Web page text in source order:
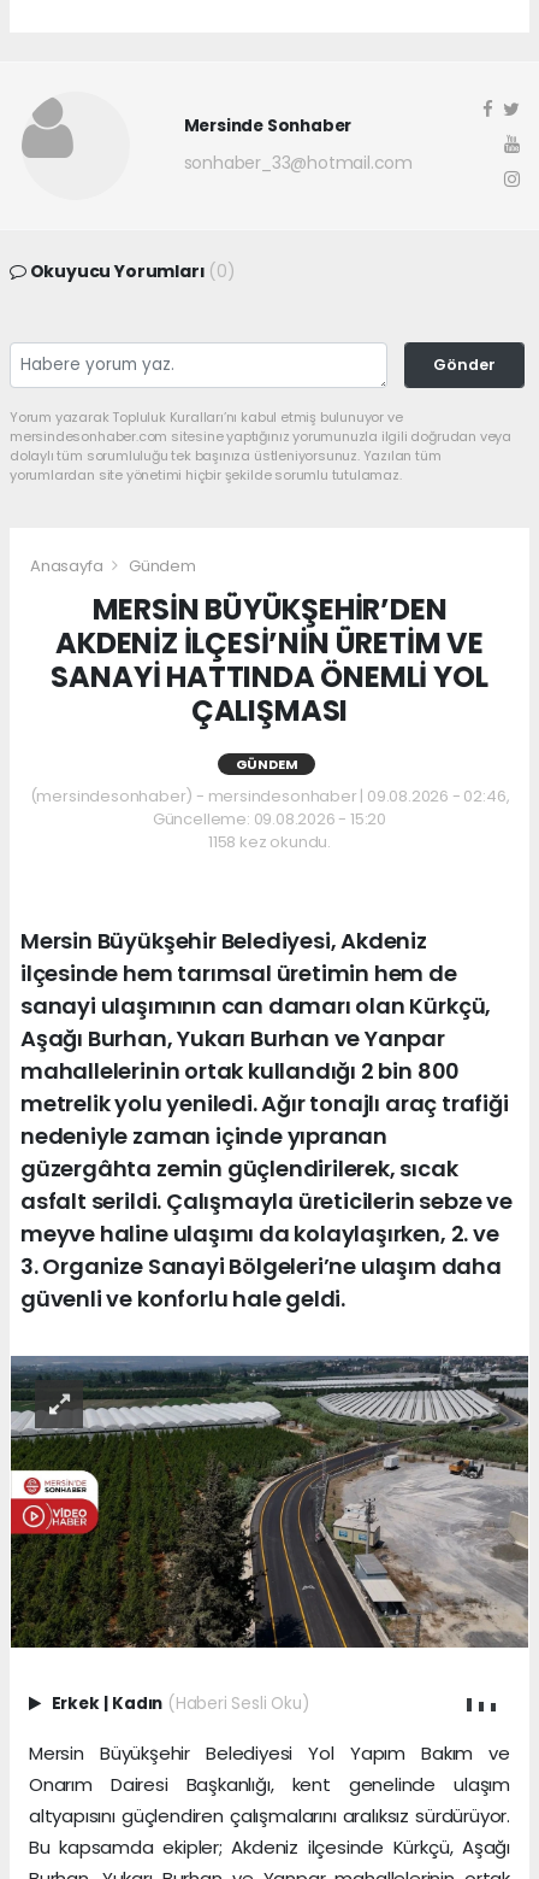
Mersinde Sonhaber
sonhaber_33@hotmail.com
Okuyucu Yorumları (0)
Gönder
Yorum yazarak Topluluk Kuralları’nı kabul etmiş bulunuyor ve
mersindesonhaber.com sitesine yaptığınız yorumunuzla ilgili doğrudan veya
dolaylı tüm sorumluluğu tek başınıza üstleniyorsunuz. Yazılan tüm
yorumlardan site yönetimi hiçbir şekilde sorumlu tutulamaz.
Anasayfa Gündem
MERSİN BÜYÜKŞEHİR’DEN
AKDENİZ İLÇESİ’NİN ÜRETİM VE
SANAYİ HATTINDA ÖNEMLİ YOL
ÇALIŞMASI
GÜNDEM
(mersindesonhaber) - mersindesonhaber | 09.08.2026 - 02:46,
Güncelleme: 09.08.2026 - 15:20
1158 kez okundu.
Mersin Büyükşehir Belediyesi, Akdeniz
ilçesinde hem tarımsal üretimin hem de
sanayi ulaşımının can damarı olan Kürkçü,
Aşağı Burhan, Yukarı Burhan ve Yanpar
mahallelerinin ortak kullandığı 2 bin 800
metrelik yolu yeniledi. Ağır tonajlı araç trafiği
nedeniyle zaman içinde yıpranan
güzergâhta zemin güçlendirilerek, sıcak
asfalt serildi. Çalışmayla üreticilerin sebze ve
meyve haline ulaşımı da kolaylaşırken, 2. ve
3. Organize Sanayi Bölgeleri’ne ulaşım daha
güvenli ve konforlu hale geldi.
Erkek | Kadın (Haberi Sesli Oku)
Mersin Büyükşehir Belediyesi Yol Yapım Bakım ve
Onarım Dairesi Başkanlığı, kent genelinde ulaşım
altyapısını güçlendiren çalışmalarını aralıksız sürdürüyor.
Bu kapsamda ekipler; Akdeniz ilçesinde Kürkçü, Aşağı